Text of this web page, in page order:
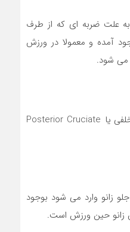
علت ضربه ای که از طرف
آمده و معمولا در ورزش
می شود.
۳. لیگامان متقاطع ( صلیبی) خلفی یا Posterior Cruciate
زانو وارد می شود بوجود
زانو حین ورزش است.